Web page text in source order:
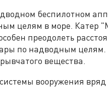
беспилотном
целям в море. Катер
преодолеть
по надводным
вещества.
вооружения